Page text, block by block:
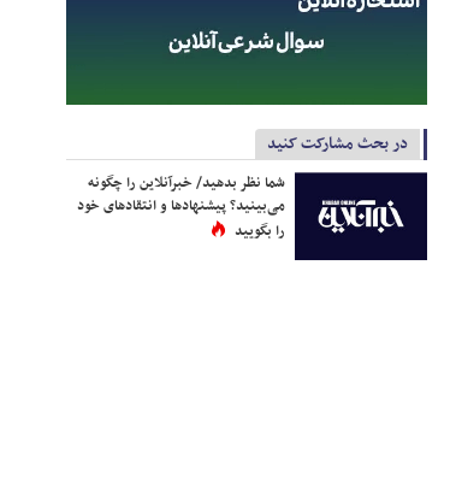
در بحث مشارکت کنید
شما نظر بدهید/ خبرآنلاین را چگونه
می‌بینید؟ پیشنهادها و انتقادهای خود
را بگویید